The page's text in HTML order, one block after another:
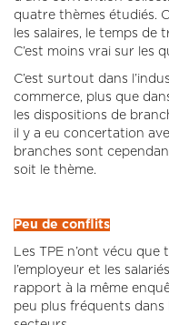
quatre thèmes étudiés.
les salaires, le temps de
C’est moins vrai sur les
C’est surtout dans
commerce, plus que
les dispositions de
il y a eu concertation
branches sont
soit le thème.
Peu de conflits
Les TPE n’ont vécu
l’employeur et les
rapport à la même
peu plus fréquents dans